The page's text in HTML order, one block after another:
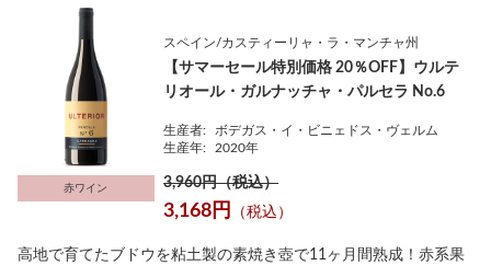
赤ワイン
スペイン/カスティーリャ・ラ・マンチャ州
【サマーセール特別価格 20％OFF】ウルテ
リオール・ガルナッチャ・パルセラ No.6
生産者:
ボデガス・イ・ビニェドス・ヴェルム
生産年:
2020年
3,960円（税込）
3,168円 （税込）
高地で育てたブドウを粘土製の素焼き壺で11ヶ月間熟成！赤系果